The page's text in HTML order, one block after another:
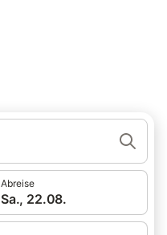
Abreise
Sa., 22.08.